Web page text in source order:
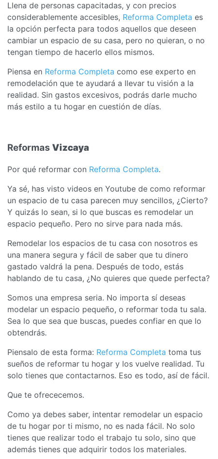
Llena de personas capacitadas, y con precios
considerablemente accesibles, Reforma Completa es
la opción perfecta para todos aquellos que deseen
cambiar un espacio de su casa, pero no quieran, o no
tengan tiempo de hacerlo ellos mismos.
Piensa en Reforma Completa como ese experto en
remodelación que te ayudará a llevar tu visión a la
realidad. Sin gastos excesivos, podrás darle mucho
más estilo a tu hogar en cuestión de días.
Reformas Vizcaya
Por qué reformar con Reforma Completa.
Ya sé, has visto videos en Youtube de como reformar
un espacio de tu casa parecen muy sencillos, ¿Cierto?
Y quizás lo sean, si lo que buscas es remodelar un
espacio pequeño. Pero no sirve para nada más.
Remodelar los espacios de tu casa con nosotros es
una manera segura y fácil de saber que tu dinero
gastado valdrá la pena. Después de todo, estás
hablando de tu casa, ¿No quieres que quede perfecta?
Somos una empresa seria. No importa sí deseas
modelar un espacio pequeño, o reformar toda tu sala.
Sea lo que sea que buscas, puedes confiar en que lo
obtendrás.
Piensalo de esta forma: Reforma Completa toma tus
sueños de reformar tu hogar y los vuelve realidad. Tu
solo tienes que contactarnos. Eso es todo, así de fácil.
Que te ofrececemos.
Como ya debes saber, intentar remodelar un espacio
de tu hogar por ti mismo, no es nada fácil. No solo
tienes que realizar todo el trabajo tu solo, sino que
además tienes que adquirir todos los materiales.